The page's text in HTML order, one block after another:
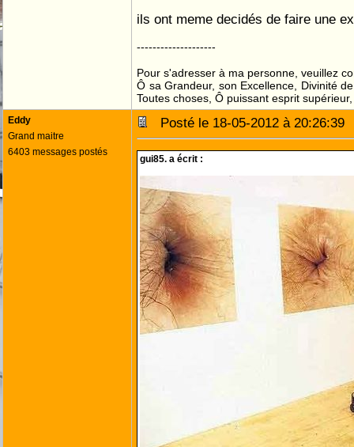
ils ont meme decidés de faire une
--------------------
Pour s'adresser à ma personne, veuillez
Ô sa Grandeur, son Excellence, Divinité
Toutes choses, Ô puissant esprit
Eddy
Grand maitre
6403 messages postés
Posté le 18-05-2012 à
gui85. a écrit :